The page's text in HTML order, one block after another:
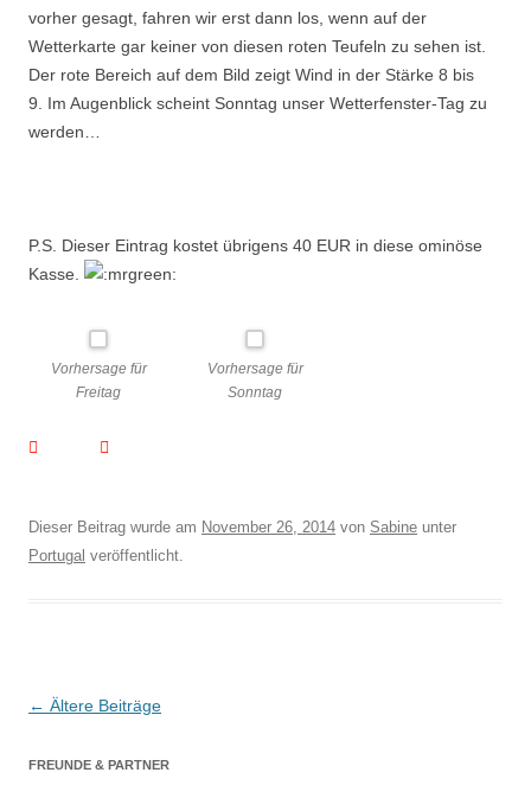
vorher gesagt, fahren wir erst dann los, wenn auf der
Wetterkarte gar keiner von diesen roten Teufeln zu sehen ist.
Der rote Bereich auf dem Bild zeigt Wind in der Stärke 8 bis
9. Im Augenblick scheint Sonntag unser Wetterfenster-Tag zu
werden…
P.S. Dieser Eintrag kostet übrigens 40 EUR in diese ominöse
Kasse.
Vorhersage für
Freitag
Vorhersage für
Sonntag
Dieser Beitrag wurde am November 26, 2014 von Sabine unter
Portugal veröffentlicht.
Beitragsnavigation
← Ältere Beiträge
FREUNDE & PARTNER